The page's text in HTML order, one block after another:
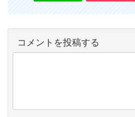
コメントを投稿する